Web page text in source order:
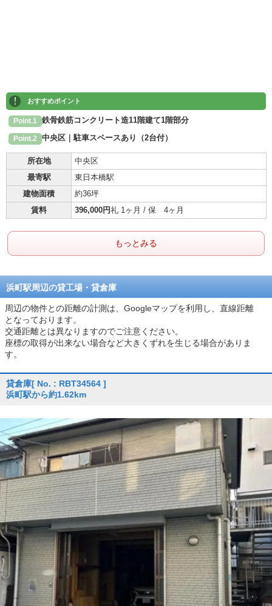
! おすすめポイント
Point.1 鉄骨鉄筋コンクリート造11階建て1階部分
Point.2 中央区｜駐車スペースあり（2台付）
所在地
中央区
最寄駅
東日本橋駅
建物面積
約36坪
賃料
396,000円礼 1ヶ月 / 保 4ヶ月
もっとみる
浜町駅周辺の貸工場・貸倉庫
周辺の物件との距離の計測は、Googleマップを利用し、直線距離
となっております。
交通距離とは異なりますのでご注意ください。
座標の取得が出来ない場合など大きくずれを生じる場合がありま
す。
貸倉庫[ No. : RBT34564 ]
浜町駅から約1.62km